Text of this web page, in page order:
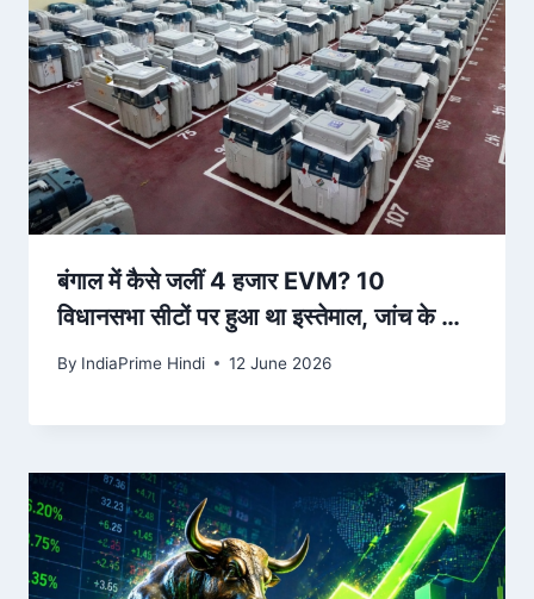
बंगाल में कैसे जलीं 4 हजार EVM? 10
विधानसभा सीटों पर हुआ था इस्तेमाल, जांच के लिए
SIT गठित – AajTak
By IndiaPrime Hindi 12 June 2026